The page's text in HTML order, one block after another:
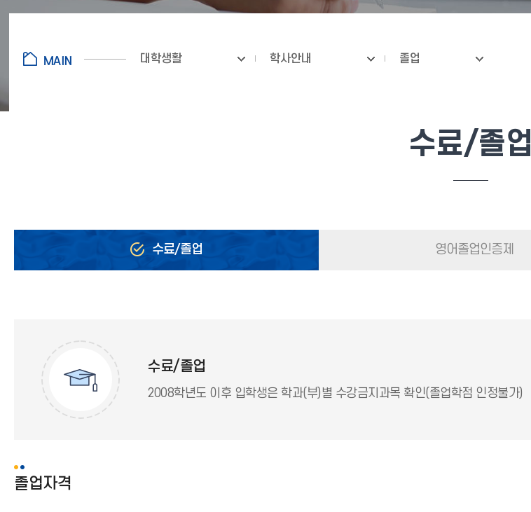
대학생활 학사안내 졸업
수료/졸업
수료/졸업 영어졸업인증제
수료/졸업
2008학년도 이후 입학생은 학과(부)별 수강금지과목 확인(졸업학점 인정불가)
졸업자격